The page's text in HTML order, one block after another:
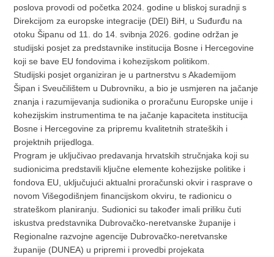
poslova provodi od početka 2024. godine u bliskoj suradnji s
Direkcijom za europske integracije (DEI) BiH, u Suđurđu na
otoku Šipanu od 11. do 14. svibnja 2026. godine održan je
studijski posjet za predstavnike institucija Bosne i Hercegovine
koji se bave EU fondovima i kohezijskom politikom.
Studijski posjet organiziran je u partnerstvu s Akademijom
Šipan i Sveučilištem u Dubrovniku, a bio je usmjeren na jačanje
znanja i razumijevanja sudionika o proračunu Europske unije i
kohezijskim instrumentima te na jačanje kapaciteta institucija
Bosne i Hercegovine za pripremu kvalitetnih strateških i
projektnih prijedloga.
Program je uključivao predavanja hrvatskih stručnjaka koji su
sudionicima predstavili ključne elemente kohezijske politike i
fondova EU, uključujući aktualni proračunski okvir i rasprave o
novom Višegodišnjem financijskom okviru, te radionicu o
strateškom planiranju. Sudionici su također imali priliku čuti
iskustva predstavnika Dubrovačko-neretvanske županije i
Regionalne razvojne agencije Dubrovačko-neretvanske
županije (DUNEA) u pripremi i provedbi projekata